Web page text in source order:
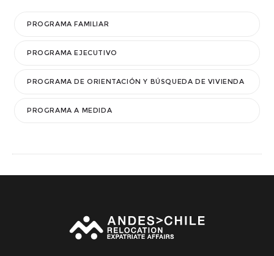
PROGRAMA FAMILIAR
PROGRAMA EJECUTIVO
PROGRAMA DE ORIENTACIÓN Y BÚSQUEDA DE VIVIENDA
PROGRAMA A MEDIDA